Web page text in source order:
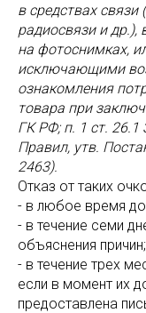
в средствах связи
радиосвязи и др.),
на фотоснимках,
исключающими
ознакомления
товара при
ГК РФ; п. 1 ст.
Правил, утв.
2463).
Отказ от таких
- в любое время до
- в течение семи
объяснения причин;
- в течение трех
если в момент их
предоставлена